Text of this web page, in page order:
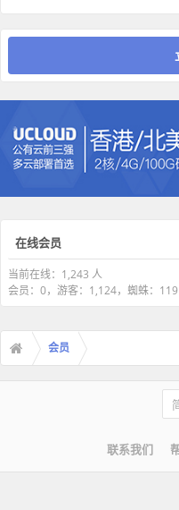
在线会员
当前在线：1,243 人
会员：0，游客：1,124，蜘蛛：119
会员
联系我们